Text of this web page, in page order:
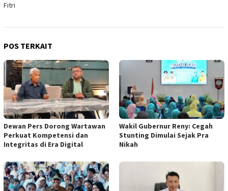
Fitri
POS TERKAIT
Dewan Pers Dorong Wartawan
Perkuat Kompetensi dan
Integritas di Era Digital
Wakil Gubernur Reny: Cegah
Stunting Dimulai Sejak Pra
Nikah